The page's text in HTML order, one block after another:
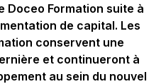
Doceo Formation suite à
de capital. Les
conservent une
et continueront à
au sein du nouvel